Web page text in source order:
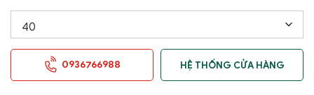
0936766988 HỆ THỐNG CỬA HÀNG